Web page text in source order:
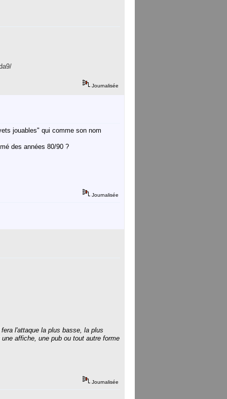
Journalisée
jouables" qui comme son nom
des années 80/90 ?
Journalisée
l'attaque la plus basse, la plus
affiche, une pub ou tout autre forme
Journalisée